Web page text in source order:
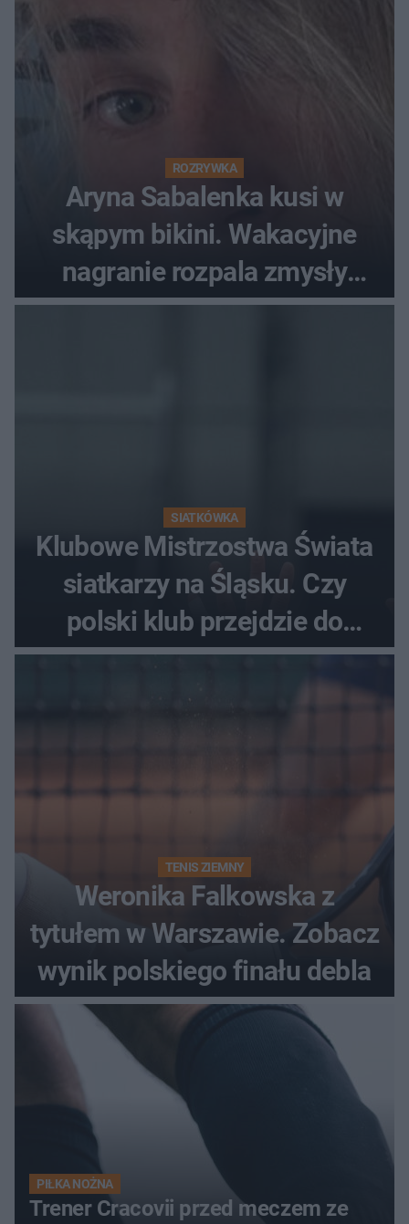
ROZRYWKA
Aryna Sabalenka kusi w
skąpym bikini. Wakacyjne
nagranie rozpala zmysły
fanów
SIATKÓWKA
Klubowe Mistrzostwa Świata
siatkarzy na Śląsku. Czy
polski klub przejdzie do
historii
TENIS ZIEMNY
Weronika Falkowska z
tytułem w Warszawie. Zobacz
wynik polskiego finału debla
PIŁKA NOŻNA
Trener Cracovii przed meczem ze